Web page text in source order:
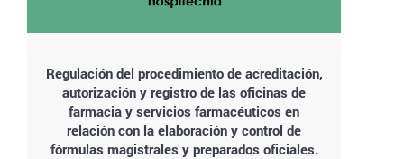
Regulación del procedimiento de acreditación,
autorización y registro de las oficinas de
farmacia y servicios farmacéuticos en
relación con la elaboración y control de
fórmulas magistrales y preparados oficiales.